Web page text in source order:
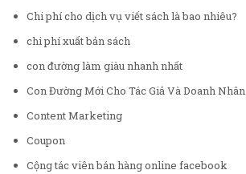
Chi phí cho dịch vụ viết sách là bao nhiêu?
chi phí xuất bản sách
con đường làm giàu nhanh nhất
Con Đường Mới Cho Tác Giả Và Doanh Nhân
Content Marketing
Coupon
Cộng tác viên bán hàng online facebook